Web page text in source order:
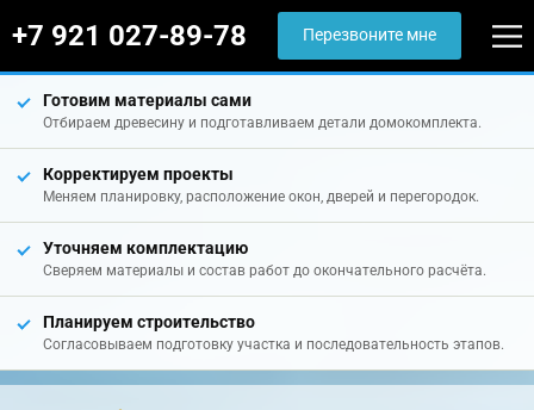
+7 921 027-89-78 Перезвоните мне
Готовим материалы сами
Отбираем древесину и подготавливаем детали домокомплекта.
Корректируем проекты
Меняем планировку, расположение окон, дверей и перегородок.
Уточняем комплектацию
Сверяем материалы и состав работ до окончательного расчёта.
Планируем строительство
Согласовываем подготовку участка и последовательность этапов.